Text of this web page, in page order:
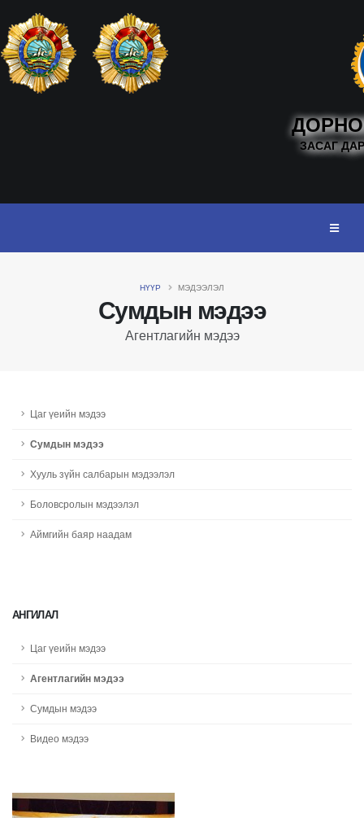
ЗАСАГ
Сумдын мэдээ
Агентлагийн мэдээ
НҮҮР МЭДЭЭЛЭЛ
Цаг үеийн мэдээ
Сумдын мэдээ
Хууль зүйн салбарын мэдээлэл
Боловсролын мэдээлэл
Аймгийн баяр наадам
АНГИЛАЛ
Цаг үеийн мэдээ
Агентлагийн мэдээ
Сумдын мэдээ
Видео мэдээ